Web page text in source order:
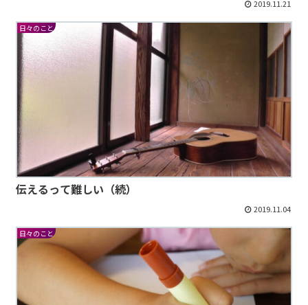
2019.11.21
日々のこと
伝えるって難しい（続）
2019.11.04
日々のこと